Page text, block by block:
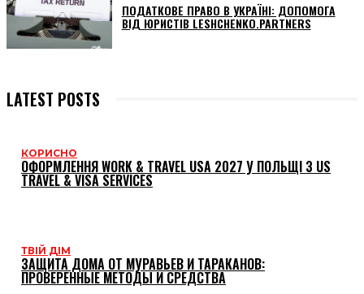
ПОДАТКОВЕ ПРАВО В УКРАЇНІ: ДОПОМОГА
ВІД ЮРИСТІВ LESHCHENKO.PARTNERS
LATEST POSTS
КОРИСНО
ОФОРМЛЕННЯ WORK & TRAVEL USA 2027 У ПОЛЬЩІ З US
TRAVEL & VISA SERVICES
ТВІЙ ДІМ
ЗАЩИТА ДОМА ОТ МУРАВЬЕВ И ТАРАКАНОВ:
ПРОВЕРЕННЫЕ МЕТОДЫ И СРЕДСТВА